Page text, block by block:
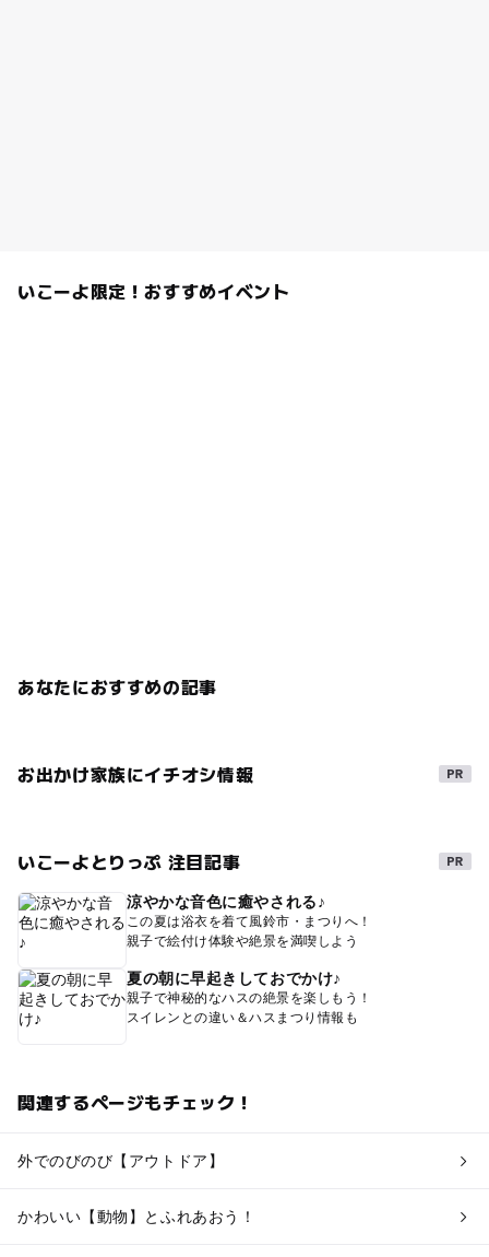
いこーよ限定！おすすめイベント
あなたにおすすめの記事
お出かけ家族にイチオシ情報
いこーよとりっぷ 注目記事
涼やかな音色に癒やされる♪
この夏は浴衣を着て風鈴市・まつりへ！
親子で絵付け体験や絶景を満喫しよう
夏の朝に早起きしておでかけ♪
親子で神秘的なハスの絶景を楽しもう！
スイレンとの違い＆ハスまつり情報も
関連するページもチェック！
外でのびのび【アウトドア】
かわいい【動物】とふれあおう！